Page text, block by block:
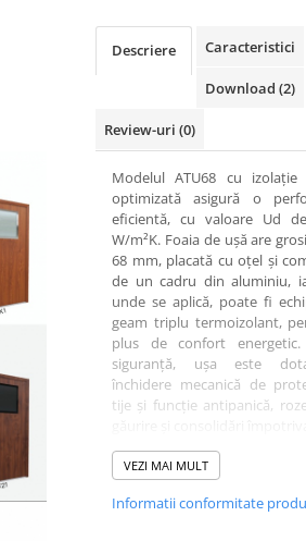
Descriere Caracteristici
Download (2)
Review-uri (0)
Modelul ATU68 cu izolație
optimizată asigură o
eficientă, cu valoare Ud
W/m²K. Foaia de ușă are
68 mm, placată cu oțel și
de un cadru din aluminiu,
unde se aplică, poate fi
geam triplu termoizolant,
plus de confort energetic.
siguranță, ușa este
închidere mecanică de
tije și funcție antipanică,
forțate. Balamalele reglabile
din aluminiu cu barieră
Designul poate fi personalizat
VEZI MAI MULT
Informatii conformitate